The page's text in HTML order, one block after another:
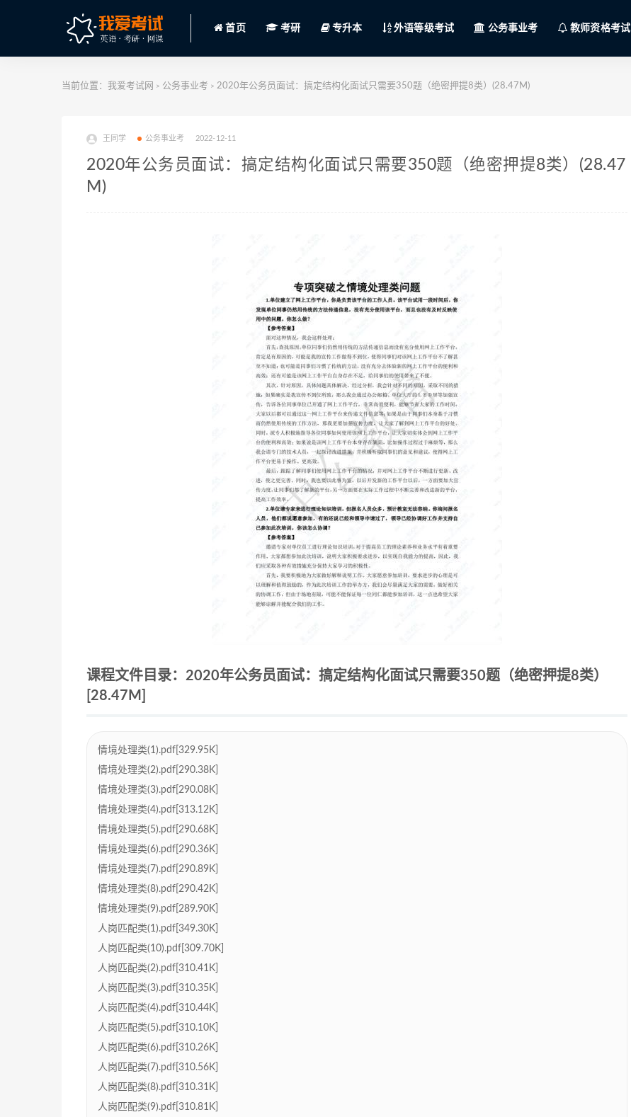
首页 考研 专升本 外语等级考试 公务事业考 教师资格考试
当前位置： 我爱考试网 > 公务事业考 > 2020年公务员面试：搞定结构化面试只需要350题（绝密押提8类）(28.47M)
王同学 公务事业考 2022-12-11
2020年公务员面试：搞定结构化面试只需要350题（绝密押提8类）(28.47
M)
课程文件目录：2020年公务员面试：搞定结构化面试只需要350题（绝密押提8类）
[28.47M]
情境处理类(1).pdf[329.95K]
情境处理类(2).pdf[290.38K]
情境处理类(3).pdf[290.08K]
情境处理类(4).pdf[313.12K]
情境处理类(5).pdf[290.68K]
情境处理类(6).pdf[290.36K]
情境处理类(7).pdf[290.89K]
情境处理类(8).pdf[290.42K]
情境处理类(9).pdf[289.90K]
人岗匹配类(1).pdf[349.30K]
人岗匹配类(10).pdf[309.70K]
人岗匹配类(2).pdf[310.41K]
人岗匹配类(3).pdf[310.35K]
人岗匹配类(4).pdf[310.44K]
人岗匹配类(5).pdf[310.10K]
人岗匹配类(6).pdf[310.26K]
人岗匹配类(7).pdf[310.56K]
人岗匹配类(8).pdf[310.31K]
人岗匹配类(9).pdf[310.81K]